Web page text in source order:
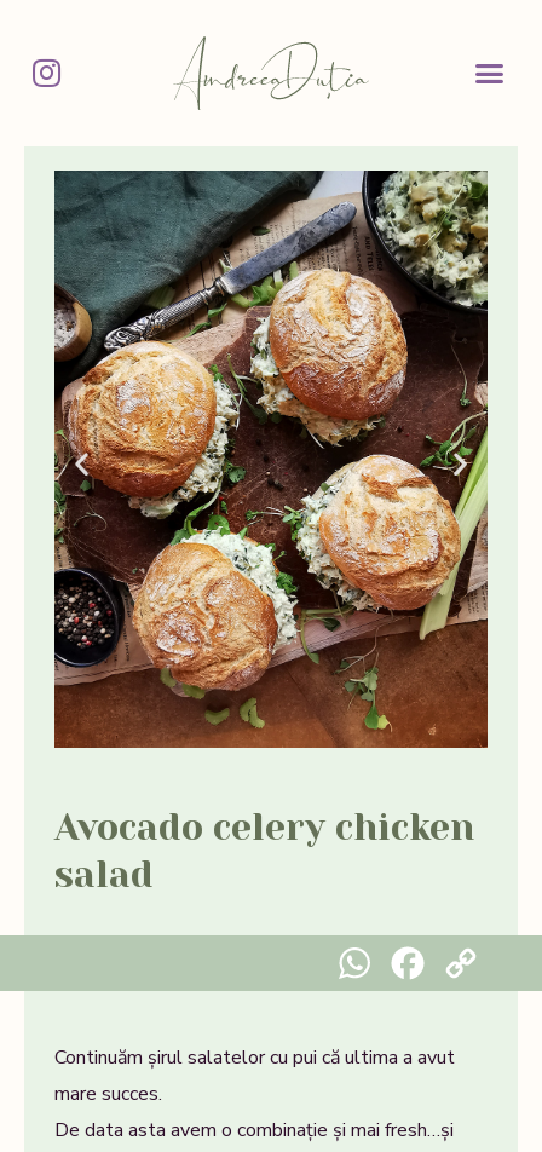
Avocado celery chicken
salad
WhatsAppFacebook
Copy Link
Continuăm șirul salatelor cu pui că ultima a avut
mare succes.
De data asta avem o combinație și mai fresh…și